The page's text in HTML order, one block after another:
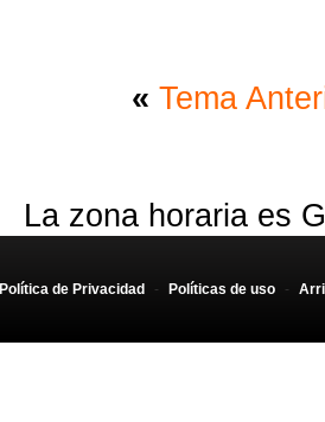
« Tema
La zona horaria es
Política de Privacidad - Políticas de uso -